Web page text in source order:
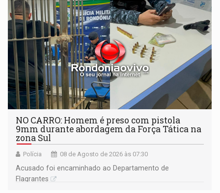
NO CARRO: Homem é preso com pistola
9mm durante abordagem da Força Tática na
zona Sul
Polícia 08 de Agosto de 2026 às 07:30
Acusado foi encaminhado ao Departamento de
Flagrantes